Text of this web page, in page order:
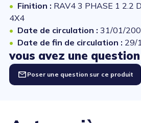
Finition : RAV4 3 PHASE 1 2.2
4X4
Date de circulation : 31/01/
Date de fin de circulation : 29/
vous avez une question
Poser une question sur ce produit